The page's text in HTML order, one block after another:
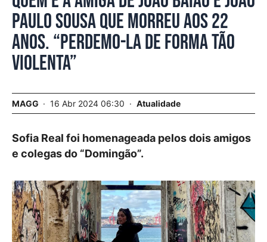
Paulo Sousa que morreu aos 22
anos. “Perdemo-la de forma tão
violenta”
MAGG 16 Abr 2024 06:30 Atualidade
Sofia Real foi homenageada pelos dois amigos
e colegas do “Domingão”.